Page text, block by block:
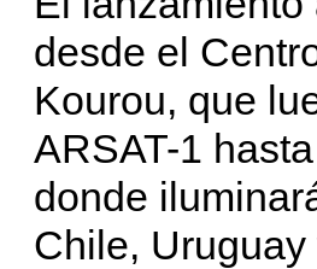
desde el
Kourou, que
ARSAT-1
donde
Chile, Uruguay